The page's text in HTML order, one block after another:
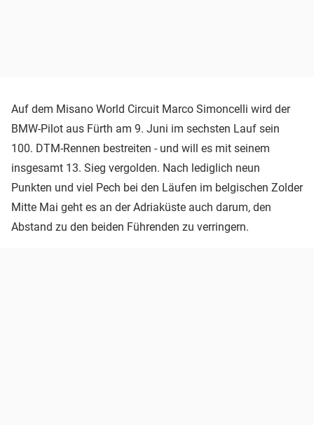
Auf dem Misano World Circuit Marco Simoncelli wird der
BMW-Pilot aus Fürth am 9. Juni im sechsten Lauf sein
100. DTM-Rennen bestreiten - und will es mit seinem
insgesamt 13. Sieg vergolden. Nach lediglich neun
Punkten und viel Pech bei den Läufen im belgischen Zolder
Mitte Mai geht es an der Adriaküste auch darum, den
Abstand zu den beiden Führenden zu verringern.